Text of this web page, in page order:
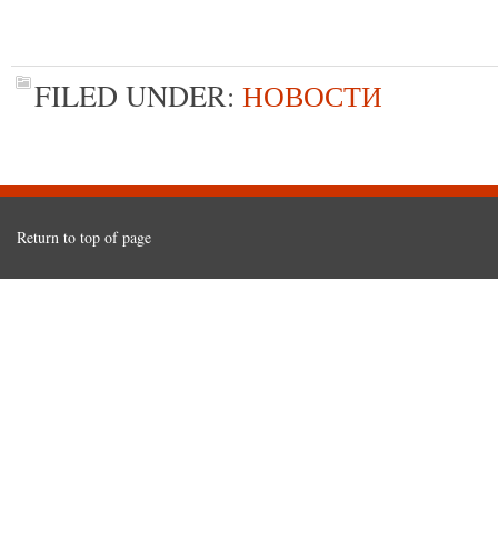
FILED UNDER: НОВОСТИ
Return to top of page